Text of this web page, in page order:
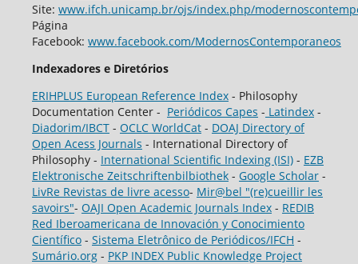
Site: www.ifch.unicamp.br/ojs/index.php/
Página
Facebook: www.facebook.com/ModernosContemporaneos
Indexadores e Diretórios
ERIHPLUS European Reference Index- Philosophy
Documentation Center - Periódicos Capes - Latindex-
Diadorim/IBCT- OCLC WorldCat- DOAJ Directory of
Open Acess Journals - International Directory of
Philosophy - International Scientific Indexing (ISI)- EZB
Elektronische Zeitschriftenbilbiothek- Google Scholar-
LivRe Revistas de livre acesso- Mir@bel "(re)cueillir les
savoirs"- OAJI Open Academic Journals Index- REDIB
Red Iberoamericana de Innovación y Conocimiento
Científico- Sistema Eletrônico de Periódicos/IFCH -
Sumário.org- PKP INDEX Public Knowledge Project